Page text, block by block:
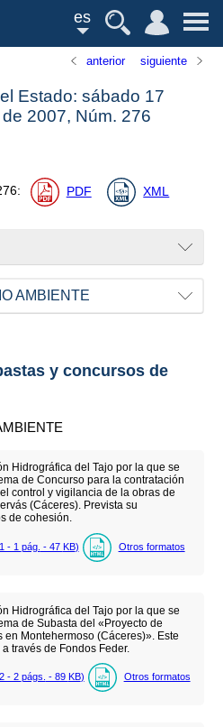
es
anterior siguiente
Estado: sábado 17
2007, Núm. 276
: PDF XML
AMBIENTE
y concursos de
Hidrográfica del Tajo por la que se
de Concurso para la contratación
control y vigilancia de la obras de
(Cáceres). Prevista su
de cohesión.
- 1 pág. - 47 KB) Otros formatos
Hidrográfica del Tajo por la que se
de Subasta del «Proyecto de
Montehermoso (Cáceres)». Este
través de Fondos Feder.
- 2 págs. - 89 KB) Otros formatos